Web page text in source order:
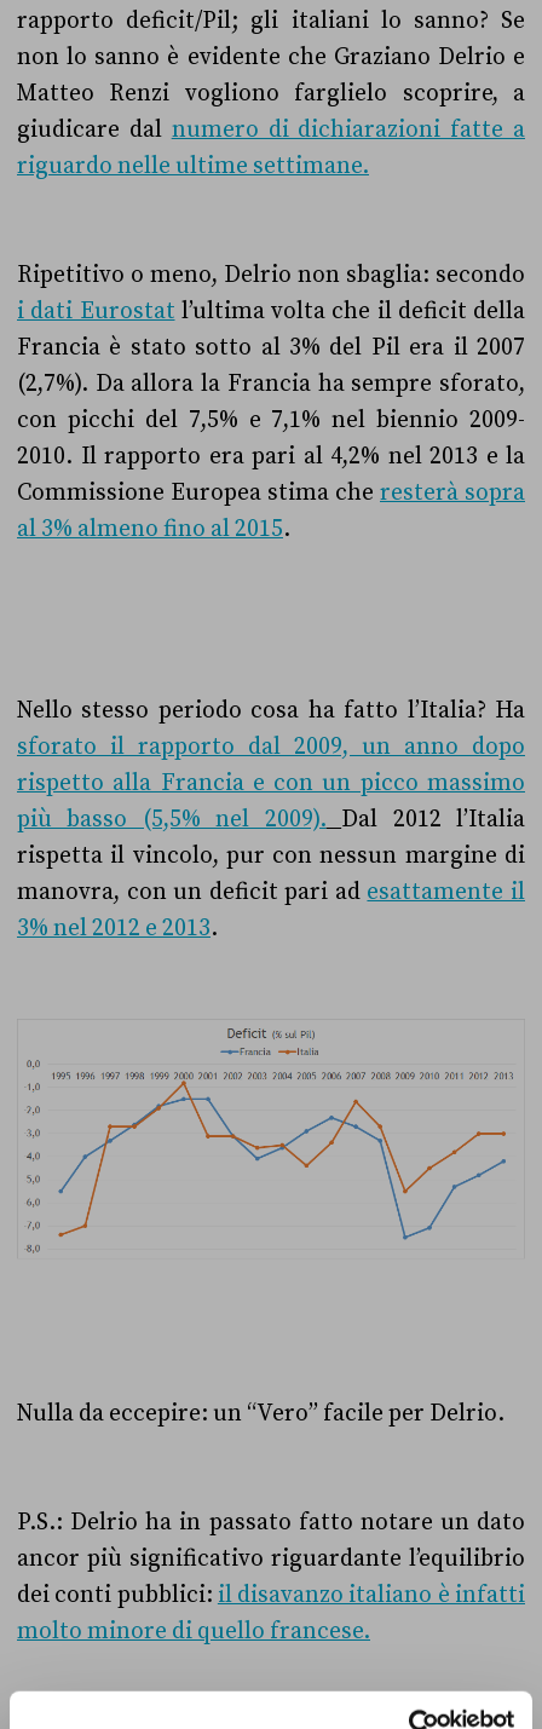
rapporto deficit/Pil; gli italiani lo sanno? Se
non lo sanno è evidente che Graziano Delrio e
Matteo Renzi vogliono farglielo scoprire, a
giudicare dal numero di dichiarazioni fatte a
riguardo nelle ultime settimane.
Ripetitivo o meno, Delrio non sbaglia: secondo
i dati Eurostat l’ultima volta che il deficit della
Francia è stato sotto al 3% del Pil era il 2007
(2,7%). Da allora la Francia ha sempre sforato,
con picchi del 7,5% e 7,1% nel biennio 2009-
2010. Il rapporto era pari al 4,2% nel 2013 e la
Commissione Europea stima che resterà sopra
al 3% almeno fino al 2015.
Nello stesso periodo cosa ha fatto l’Italia? Ha
sforato il rapporto dal 2009, un anno dopo
rispetto alla Francia e con un picco massimo
più basso (5,5% nel 2009). Dal 2012 l’Italia
rispetta il vincolo, pur con nessun margine di
manovra, con un deficit pari ad esattamente il
3% nel 2012 e 2013.
Nulla da eccepire: un “Vero” facile per Delrio.
P.S.: Delrio ha in passato fatto notare un dato
ancor più significativo riguardante l’equilibrio
dei conti pubblici: il disavanzo italiano è infatti
molto minore di quello francese.